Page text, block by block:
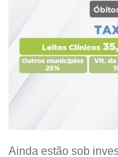
Ainda estão sob